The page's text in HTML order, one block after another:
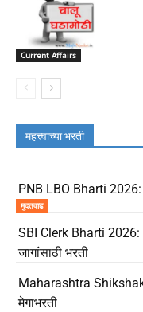
Current Affairs
महत्त्वाच्या भरती
PNB LBO Bharti 2026:
मुदतवाढ
SBI Clerk Bharti 2026:
जागांसाठी भरती
Maharashtra Shikshak
मेगाभरती